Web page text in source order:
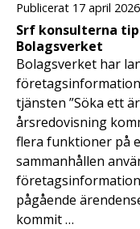
Publicerat 17 april 2026
Srf konsulterna
Bolagsverket
Bolagsverket har
tjänsten ”Söka ett
årsredovisning
flera funktioner på
sammanhållen
pågående
kommit …